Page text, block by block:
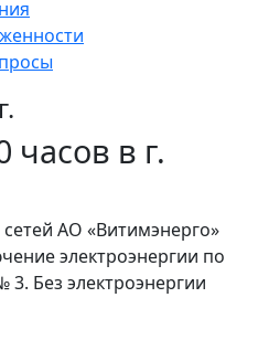
часов в г.
АО «Витимэнерго»
электроэнергии по
Без электроэнергии